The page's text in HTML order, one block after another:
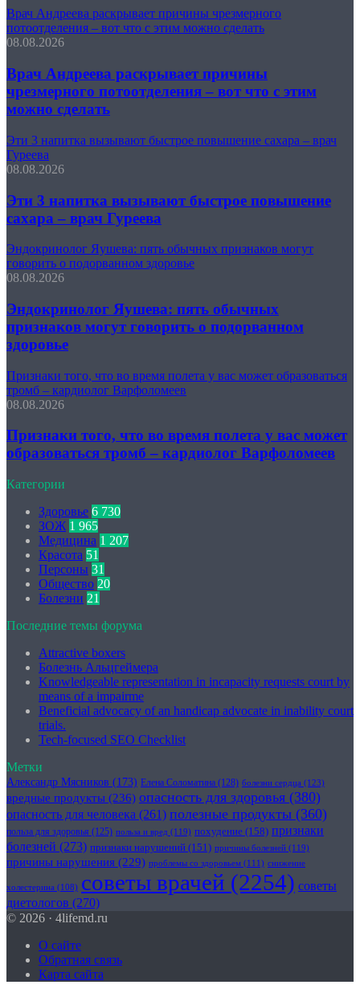
Врач Андреева раскрывает причины чрезмерного
потоотделения – вот что с этим можно сделать
08.08.2026
Врач Андреева раскрывает причины
чрезмерного потоотделения – вот что с этим
можно сделать
Эти 3 напитка вызывают быстрое повышение сахара – врач
Гуреева
08.08.2026
Эти 3 напитка вызывают быстрое повышение
сахара – врач Гуреева
Эндокринолог Яушева: пять обычных признаков могут
говорить о подорванном здоровье
08.08.2026
Эндокринолог Яушева: пять обычных
признаков могут говорить о подорванном
здоровье
Признаки того, что во время полета у вас может образоваться
тромб – кардиолог Варфоломеев
08.08.2026
Признаки того, что во время полета у вас может
образоваться тромб – кардиолог Варфоломеев
Категории
Здоровье 6 730
ЗОЖ 1 965
Медицина 1 207
Красота 51
Персоны 31
Общество 20
Болезни 21
Последние темы форума
Attractive boxers
Болезнь Альцгеймера
Knowledgeable representation in incapacity requests court by
means of a impairme
Beneficial advocacy of an handicap advocate in inability court
trials.
Tech-focused SEO Checklist
Метки
Александр Мясников (173) Елена Соломатина (128) болезни сердца (123)
вредные продукты (236) опасность для здоровья (380)
опасность для человека (261) полезные продукты (360)
польза для здоровья (125) польза и вред (119) похудение (158) признаки
болезней (273) признаки нарушений (151) причины болезней (119)
причины нарушения (229) проблемы со здоровьем (111) снижение
холестерина (108) советы врачей (2254) советы
диетологов (270)
© 2026 · 4lifemd.ru
О сайте
Обратная связь
Карта сайта